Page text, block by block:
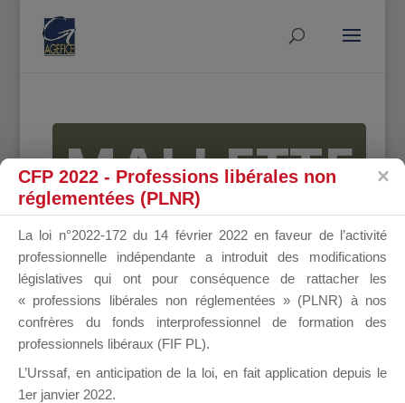
MALLETTE
DU
DIRIGEANT
CFP 2022 - Professions libérales non
réglementées (PLNR)
La loi n°2022-172 du 14 février 2022 en faveur de l’activité
professionnelle indépendante a introduit des modifications
législatives qui ont pour conséquence de rattacher les
« professions libérales non réglementées » (PLNR) à nos
confrères du fonds interprofessionnel de formation des
professionnels libéraux (FIF PL).
L’Urssaf, en anticipation de la loi, en fait application depuis le
1er janvier 2022.